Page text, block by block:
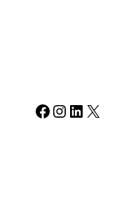
Facebook Instagram LinkedIn X